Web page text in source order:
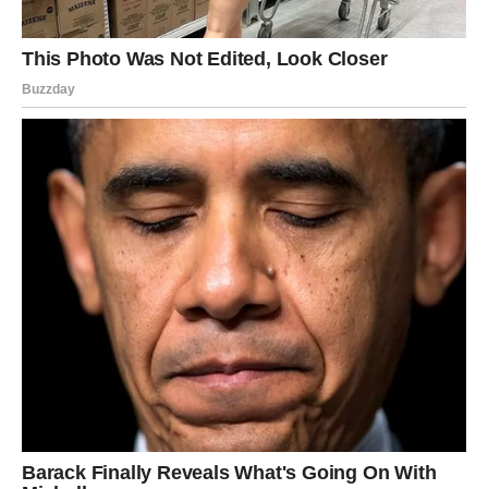
što vam srce zaista želi.
Moguće je novo poznanstvo, pomirenje ili važan razgovor
koji mijenja sve. Ono što dolazi ostavlja dubok trag na
vašem životu.
Do kraja proljeća ljubav neće ostaviti nikoga
ravnodušnim. Nekima dolazi nova strast koja ih potpuno
osvaja, nekima mir koji su dugo tražili, a pojedinima
iskustvo koje ih mijenja zauvijek.
Najviše se izdvajaju Lav, Rak i Ribe. Lavovima dolazi nova
ljubavna vatra, Rakovi konačno pronalaze emotivni mir,
dok Ribe prolaze kroz važnu životnu lekciju koja mijenja
njihov pogled na ljubav, odnose i sopstvenu vrijednost.
Zvijezde poručuju da je kraj proljeća idealno vrijeme da